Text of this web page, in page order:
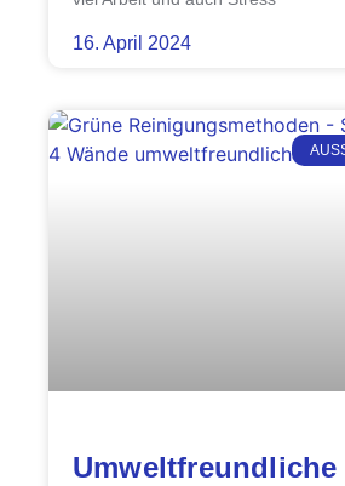
16. April 2024
Umweltfreundliche